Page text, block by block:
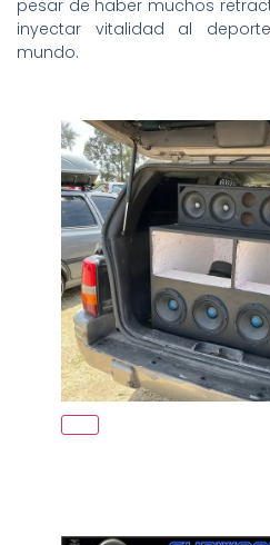
pesar de haber muchos
inyectar vitalidad al
mundo.